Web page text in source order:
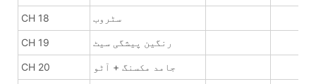
CH 18 سٹروب
CH 19 رنگین پیشگی سیٹ
CH 20 جامد مکسنگ + آٹو